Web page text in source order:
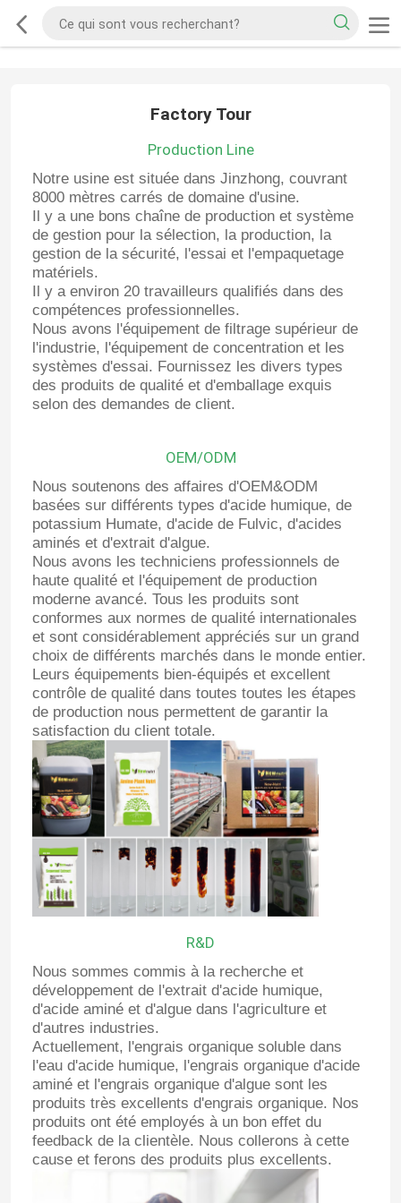
Factory Tour
Production Line
Notre usine est située dans Jinzhong, couvrant
8000 mètres carrés de domaine d'usine.
Il y a une bons chaîne de production et système
de gestion pour la sélection, la production, la
gestion de la sécurité, l'essai et l'empaquetage
matériels.
Il y a environ 20 travailleurs qualifiés dans des
compétences professionnelles.
Nous avons l'équipement de filtrage supérieur de
l'industrie, l'équipement de concentration et les
systèmes d'essai. Fournissez les divers types
des produits de qualité et d'emballage exquis
selon des demandes de client.
OEM/ODM
Nous soutenons des affaires d'OEM&ODM
basées sur différents types d'acide humique, de
potassium Humate, d'acide de Fulvic, d'acides
aminés et d'extrait d'algue.
Nous avons les techniciens professionnels de
haute qualité et l'équipement de production
moderne avancé. Tous les produits sont
conformes aux normes de qualité internationales
et sont considérablement appréciés sur un grand
choix de différents marchés dans le monde entier.
Leurs équipements bien-équipés et excellent
contrôle de qualité dans toutes toutes les étapes
de production nous permettent de garantir la
satisfaction du client totale.
R&D
Nous sommes commis à la recherche et
développement de l'extrait d'acide humique,
d'acide aminé et d'algue dans l'agriculture et
d'autres industries.
Actuellement, l'engrais organique soluble dans
l'eau d'acide humique, l'engrais organique d'acide
aminé et l'engrais organique d'algue sont les
produits très excellents d'engrais organique. Nos
produits ont été employés à un bon effet du
feedback de la clientèle. Nous collerons à cette
cause et ferons des produits plus excellents.